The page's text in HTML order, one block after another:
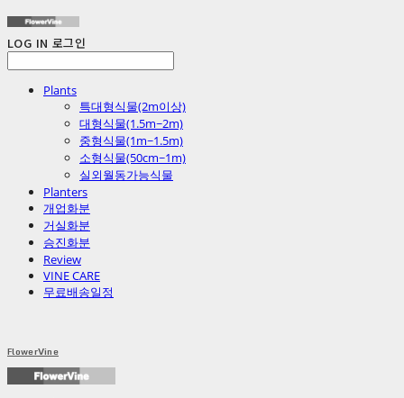
LOG IN 로그인
Plants
특대형식물(2m이상)
대형식물(1.5m~2m)
중형식물(1m~1.5m)
소형식물(50cm~1m)
실외월동가능식물
Planters
개업화분
거실화분
승진화분
Review
VINE CARE
무료배송일정
FlowerVine